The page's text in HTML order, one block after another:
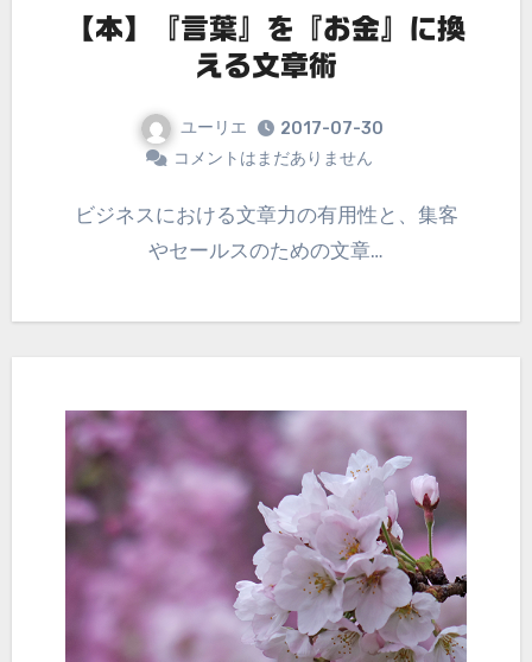
【本】『言葉』を『お金』に換
える文章術
ユーリエ
2017-07-30
コメントはまだありません
ビジネスにおける文章力の有用性と、集客
やセールスのための文章…